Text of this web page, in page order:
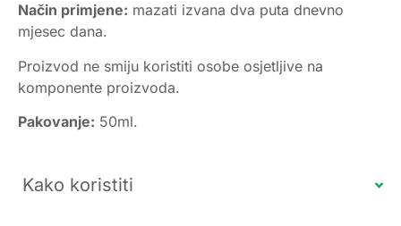
Način primjene: mazati izvana dva puta dnevno
mjesec dana.
Proizvod ne smiju koristiti osobe osjetljive na
komponente proizvoda.
Pakovanje: 50ml.
Kako koristiti